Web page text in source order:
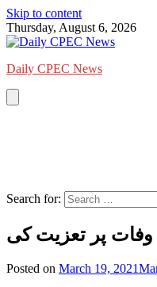
Skip to content
Thursday, August 6, 2026
Daily CPEC News
Search for:
پر تعزیت کی
Posted on March 19, 2021